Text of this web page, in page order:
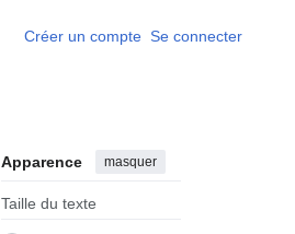
Créer un compte Se connecter
Apparence masquer
Taille du texte